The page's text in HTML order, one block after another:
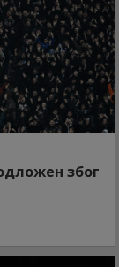
због